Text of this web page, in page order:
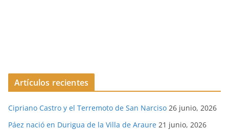
Artículos recientes
Cipriano Castro y el Terremoto de San Narciso 26 junio, 2026
Páez nació en Durigua de la Villa de Araure 21 junio, 2026